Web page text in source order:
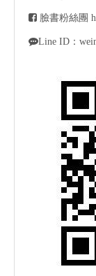
 臉書粉絲團
Line ID：